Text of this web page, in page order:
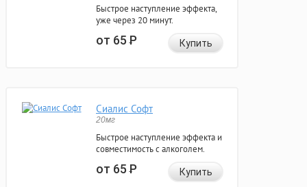
Быстрое наступление эффекта,
уже через 20 минут.
от 65Р Купить
Сиалис Софт
20мг
Быстрое наступление эффекта и
совместимость с алкоголем.
от 65Р Купить